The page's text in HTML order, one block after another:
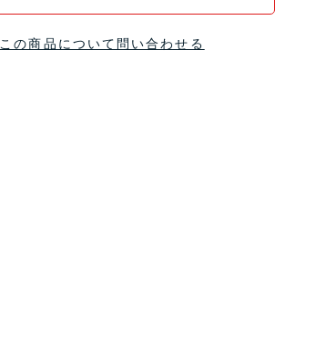
この商品について問い合わせる